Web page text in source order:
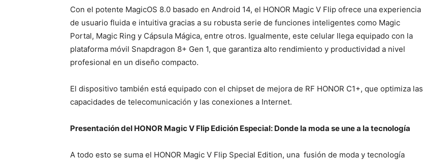
Con el potente MagicOS 8.0 basado en Android 14, el HONOR Magic V Flip ofrece una experiencia
de usuario fluida e intuitiva gracias a su robusta serie de funciones inteligentes como Magic
Portal, Magic Ring y Cápsula Mágica, entre otros. Igualmente, este celular llega equipado con la
plataforma móvil Snapdragon 8+ Gen 1, que garantiza alto rendimiento y productividad a nivel
profesional en un diseño compacto.
El dispositivo también está equipado con el chipset de mejora de RF HONOR C1+, que optimiza las
capacidades de telecomunicación y las conexiones a Internet.
Presentación del HONOR Magic V Flip Edición Especial: Donde la moda se une a la tecnología
A todo esto se suma el HONOR Magic V Flip Special Edition, una fusión de moda y tecnología